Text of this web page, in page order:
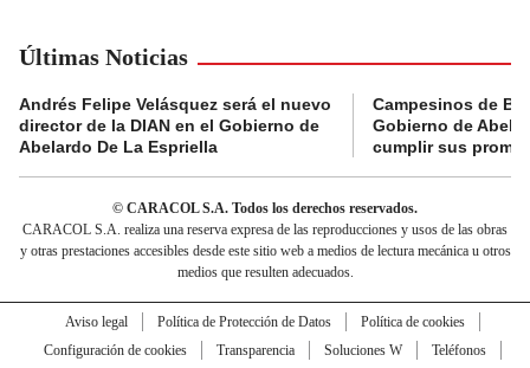
Últimas Noticias
Andrés Felipe Velásquez será el nuevo
director de la DIAN en el Gobierno de
Abelardo De La Espriella
Campesinos de
Gobierno de
cumplir sus
© CARACOL S.A. Todos los derechos reservados.
CARACOL S.A. realiza una reserva expresa de las reproducciones y usos de las obras
y otras prestaciones accesibles desde este sitio web a medios de lectura mecánica u otros
medios que resulten adecuados.
Aviso legal Política de Protección de Datos
Política de cookies
Configuración de cookies
Transparencia Soluciones W
Teléfonos